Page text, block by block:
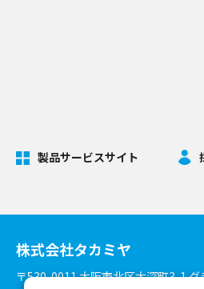
製品サービスサイト
株式会社タカミヤ
〒530-0011 大阪市北区大深町3-1